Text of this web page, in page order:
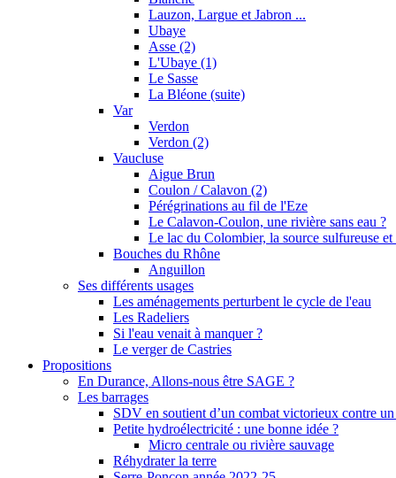
Lauzon, Largue et Jabron ...
Ubaye
Asse (2)
L'Ubaye (1)
Le Sasse
La Bléone (suite)
Var
Verdon
Verdon (2)
Vaucluse
Aigue Brun
Coulon / Calavon (2)
Pérégrinations au fil de l'Eze
Le Calavon-Coulon, une rivière sans eau ?
Le lac du Colombier, la source sulfureuse
Bouches du Rhône
Anguillon
Ses différents usages
Les aménagements perturbent le cycle de l'eau
Les Radeliers
Si l'eau venait à manquer ?
Le verger de Castries
Propositions
En Durance, Allons-nous être SAGE ?
Les barrages
SDV en soutient d’un combat victorieux contre un
Petite hydroélectricité : une bonne idée ?
Micro centrale ou rivière sauvage
Réhydrater la terre